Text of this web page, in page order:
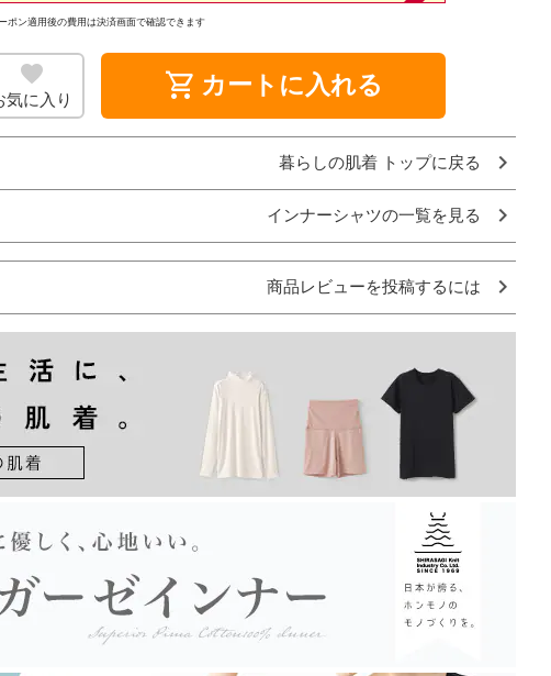
ポン適用後の費用は決済画面で確認できます
気に入り shopping_cart カートに入れる
暮らしの肌着 トップに戻る
インナーシャツの一覧を見る
商品レビューを投稿するには